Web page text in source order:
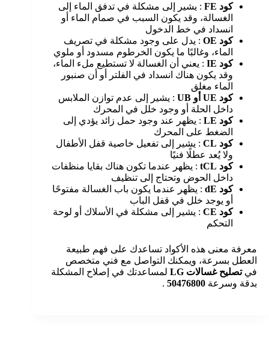
كود FE
: يشير إلى مشكلة في تدفق الماء إلى
الغسالة، وقد يكون السبب في صمام الماء أو
انسداد في خط الدخول
كود OE
: يدل على وجود مشكلة في تصريف
الماء، وغالبًا ما يكون الخرطوم مسدود أو ملوي
كود IE
: يعني أن الغسالة لا تستطيع ملء الماء،
وقد يكون هناك انسداد في الفلتر أو أن صنبور
الماء مغلق
كود UE أو UB
: يشير إلى عدم توازن الملابس
داخل الحلة أو وجود خلل في المحرك
كود LE
: يظهر عند وجود حمل زائد يؤدي إلى
الضغط على المحرك
كود CL
: يشير إلى تفعيل خاصية قفل الأطفال
ولا يُعد عطلًا فنيًا
كود tCL
: يظهر عندما تكون هناك بقايا منظفات
داخل الحوض وتحتاج إلى تنظيف
كود dE
: يظهر عندما يكون باب الغسالة مفتوحًا
أو يوجد خلل في قفل الباب
كود CE
: يشير إلى مشكلة في الأسلاك أو لوحة
التحكم
معرفة معنى هذه الأكواد تساعدك على فهم طبيعة
العطل بسرعة، ويمكنك التواصل مع فني متخصص
فيتصليح غسالات LG
لمساعدتك في إصلاح المشكلة
بدقة وسرعة 50476800
.